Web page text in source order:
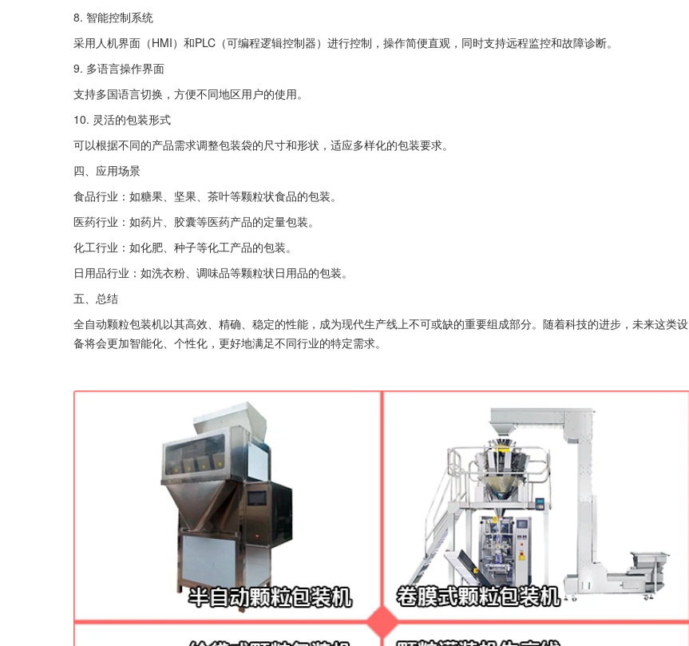
8. 智能控制系统
采用人机界面（HMI）和PLC（可编程逻辑控制器）进行控制，操作简便直观，同时支持远程监控和故障诊断。
9. 多语言操作界面
支持多国语言切换，方便不同地区用户的使用。
10. 灵活的包装形式
可以根据不同的产品需求调整包装袋的尺寸和形状，适应多样化的包装要求。
四、应用场景
食品行业：如糖果、坚果、茶叶等颗粒状食品的包装。
医药行业：如药片、胶囊等医药产品的定量包装。
化工行业：如化肥、种子等化工产品的包装。
日用品行业：如洗衣粉、调味品等颗粒状日用品的包装。
五、总结
全自动颗粒包装机以其高效、精确、稳定的性能，成为现代生产线上不可或缺的重要组成部分。随着科技的进步，未来这类设
备将会更加智能化、个性化，更好地满足不同行业的特定需求。